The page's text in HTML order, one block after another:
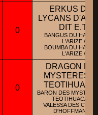
0
ERKUS DES
LYCANS
DIT E.T.
BANGUS DU HAUT
L'ARIZE /
BOUMBA DU HAUT
L'ARIZE /
0
DRAGON
MYSTERES
BARON DES
TEOTIHUACAN /
VALESSA DES
D'HOFFMANN /